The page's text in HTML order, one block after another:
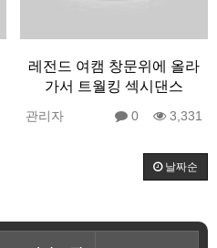
레전드 여캠 창문위에 올라
가서 트월킹 섹시댄스
관리자 0 3,331
날짜순